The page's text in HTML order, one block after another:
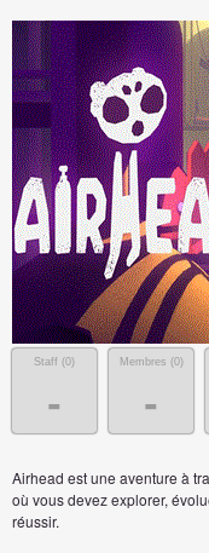
Staff (0)
-
Membres (0)
-
Airhead est une aventure à
où vous devez explorer,
réussir.